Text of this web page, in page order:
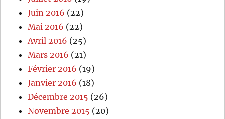
Juin 2016 (22)
Mai 2016 (22)
Avril 2016 (25)
Mars 2016 (21)
Février 2016 (19)
Janvier 2016 (18)
Décembre 2015 (26)
Novembre 2015 (20)